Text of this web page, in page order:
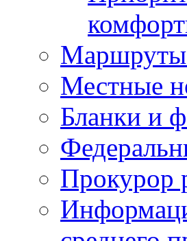
Маршруты
Местные
Бланки и
Прокурор